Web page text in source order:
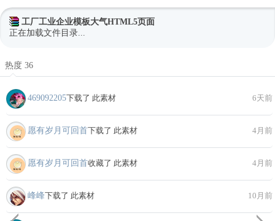
工厂工业企业模板大气HTML5页面
正在加载文件目录...
热度 36
469092205下载了 此素材 6天前
愿有岁月可回首下载了 此素材 4月前
愿有岁月可回首收藏了 此素材 4月前
峰峰下载了 此素材 10月前